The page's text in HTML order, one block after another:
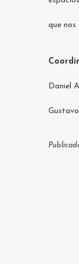
que nos
Daniel